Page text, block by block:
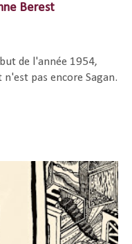
Berest
de l'année 1954,
n'est pas encore Sagan.